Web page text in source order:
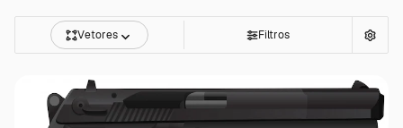
Vetores Filtros